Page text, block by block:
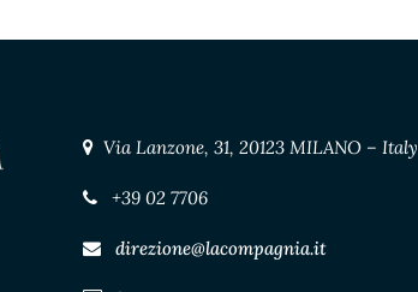
Via Lanzone, 31, 20123 MILANO – Italy
+39 02 7706
direzione@lacompagnia.it